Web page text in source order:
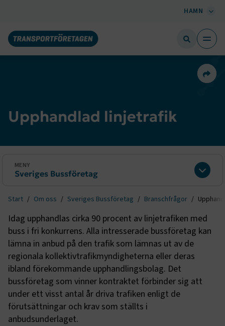
HAMN
Upphandlad linjetrafik
MENY
Sveriges Bussföretag
Start Om oss Sveriges Bussföretag Branschfrågor
Dela
Idag upphandlas cirka 90 procent av linjetrafiken med
buss i fri konkurrens. Alla intresserade bussföretag kan
lämna in anbud på den trafik som lämnas ut av de
regionala kollektivtrafikmyndigheterna eller deras
ibland förekommande upphandlingsbolag. Det
bussföretag som vinner kontraktet förbinder sig att
under ett visst antal år driva trafiken enligt de
förutsättningar och krav som ställts i
anbudsunderlaget.